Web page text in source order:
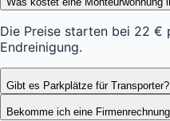
Die Preise starten bei 22 €
Endreinigung.
Gibt es Parkplätze für Transporter?
Bekomme ich eine